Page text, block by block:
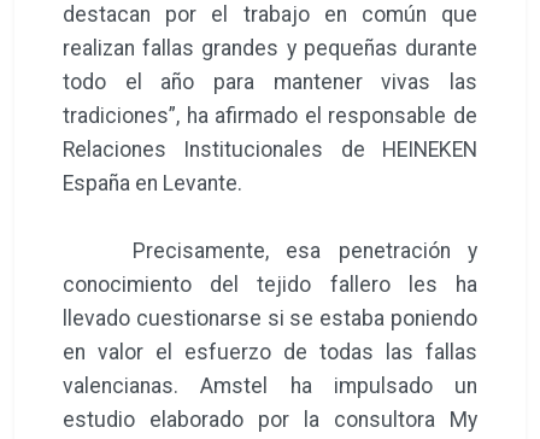
destacan por el trabajo en común que
realizan fallas grandes y pequeñas durante
todo el año para mantener vivas las
tradiciones”, ha afirmado el responsable de
Relaciones Institucionales de HEINEKEN
España en Levante.
Precisamente, esa penetración y
conocimiento del tejido fallero les ha
llevado cuestionarse si se estaba poniendo
en valor el esfuerzo de todas las fallas
valencianas. Amstel ha impulsado un
estudio elaborado por la consultora My